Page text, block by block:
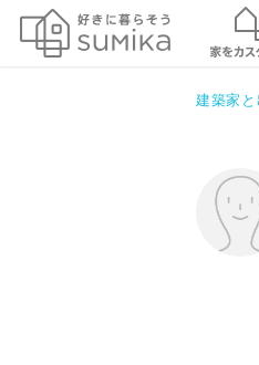
建築家